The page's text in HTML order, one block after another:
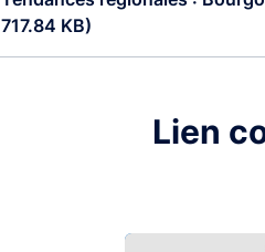
717.84 KB)
Lien